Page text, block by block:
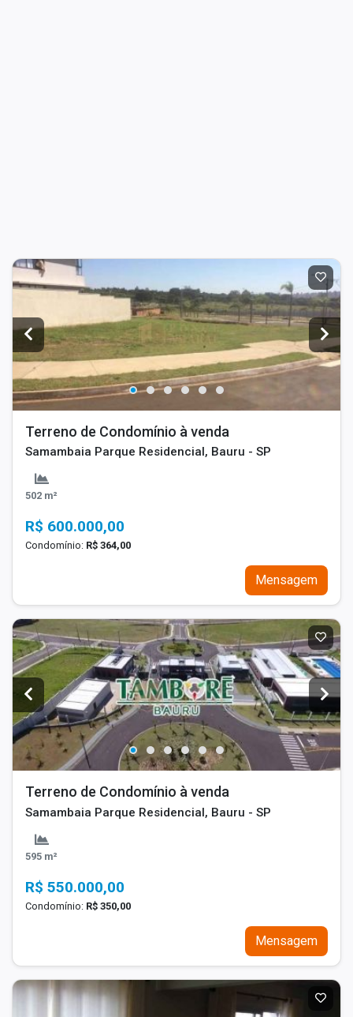
Terreno de Condomínio à venda
Samambaia Parque Residencial, Bauru - SP
502 m²
R$ 600.000,00
Condomínio: R$ 364,00
Mensagem
Terreno de Condomínio à venda
Samambaia Parque Residencial, Bauru - SP
595 m²
R$ 550.000,00
Condomínio: R$ 350,00
Mensagem